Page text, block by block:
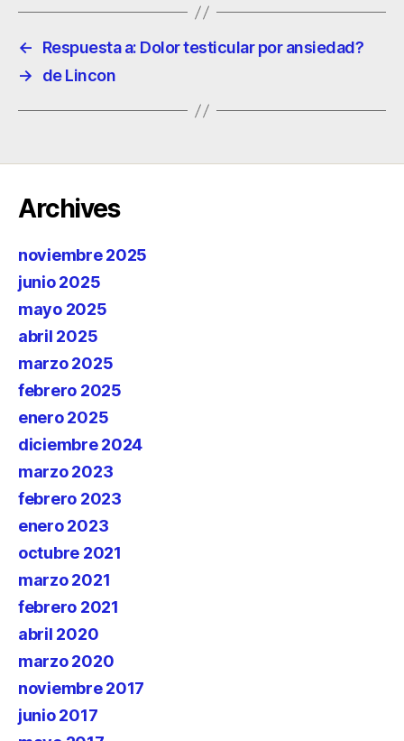
←
Respuesta a: Dolor testicular por ansiedad?
→
de Lincon
Archives
noviembre 2025
junio 2025
mayo 2025
abril 2025
marzo 2025
febrero 2025
enero 2025
diciembre 2024
marzo 2023
febrero 2023
enero 2023
octubre 2021
marzo 2021
febrero 2021
abril 2020
marzo 2020
noviembre 2017
junio 2017